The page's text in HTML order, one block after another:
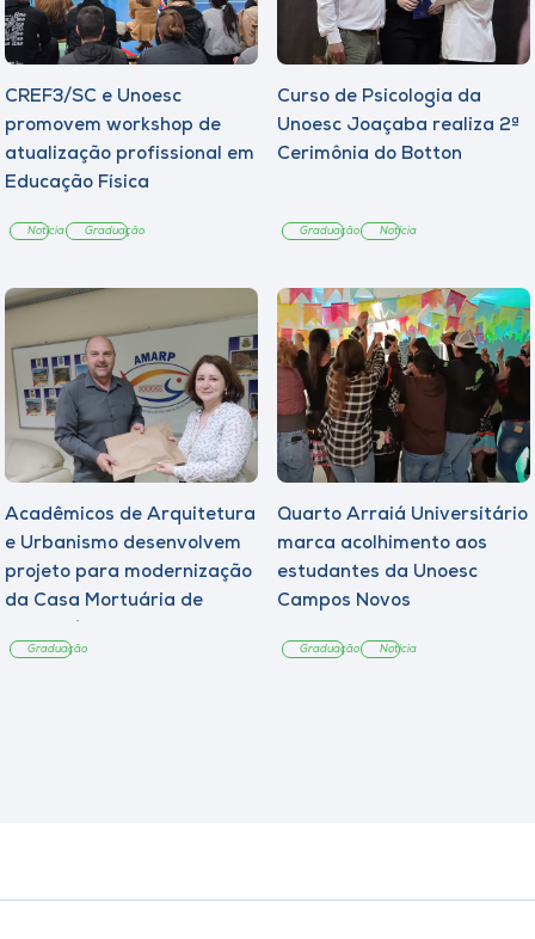
CREF3/SC e Unoesc
promovem workshop de
atualização profissional em
Educação Física
Notícia Graduação
Curso de Psicologia da
Unoesc Joaçaba realiza 2ª
Cerimônia do Botton
Graduação Notícia
Acadêmicos de Arquitetura
e Urbanismo desenvolvem
projeto para modernização
da Casa Mortuária de
Graduação
Quarto Arraiá Universitário
marca acolhimento aos
estudantes da Unoesc
Campos Novos
Graduação Notícia